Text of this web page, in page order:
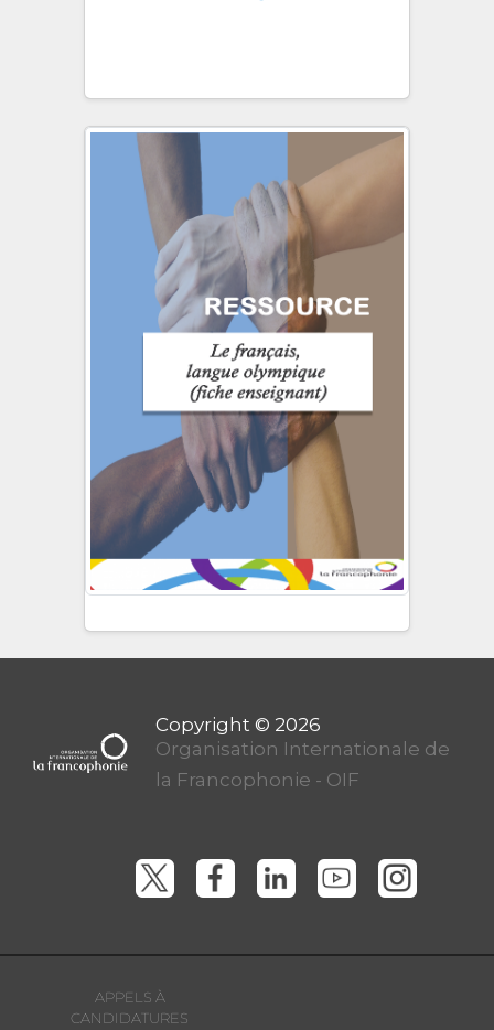
APPELS À
CANDIDATURES
Organisation Internationale de
la Francophonie - OIF